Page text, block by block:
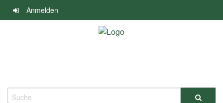
Navigation
überspringen
Anmelden
Suche